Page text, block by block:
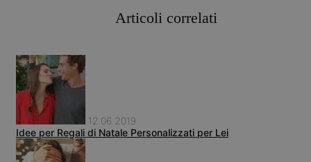
Articoli correlati
12.06.2019
Idee per Regali di Natale Personalizzati per Lei